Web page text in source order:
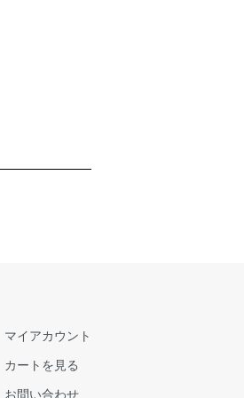
マイアカウント
カートを見る
お問い合わせ